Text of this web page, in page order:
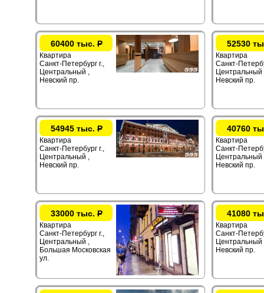
60400 тыс.Р
Квартира
Санкт-Петербург г.,
Центральный ,
Невский пр.
52530
Квартира
Санкт-
Центральный
Невский пр.
54945 тыс.Р
Квартира
Санкт-Петербург г.,
Центральный ,
Невский пр.
40760
Квартира
Санкт-
Центральный
Невский пр.
33000 тыс.Р
Квартира
Санкт-Петербург г.,
Центральный ,
Большая Московская
ул.
41080
Квартира
Санкт-
Центральный
Невский пр.